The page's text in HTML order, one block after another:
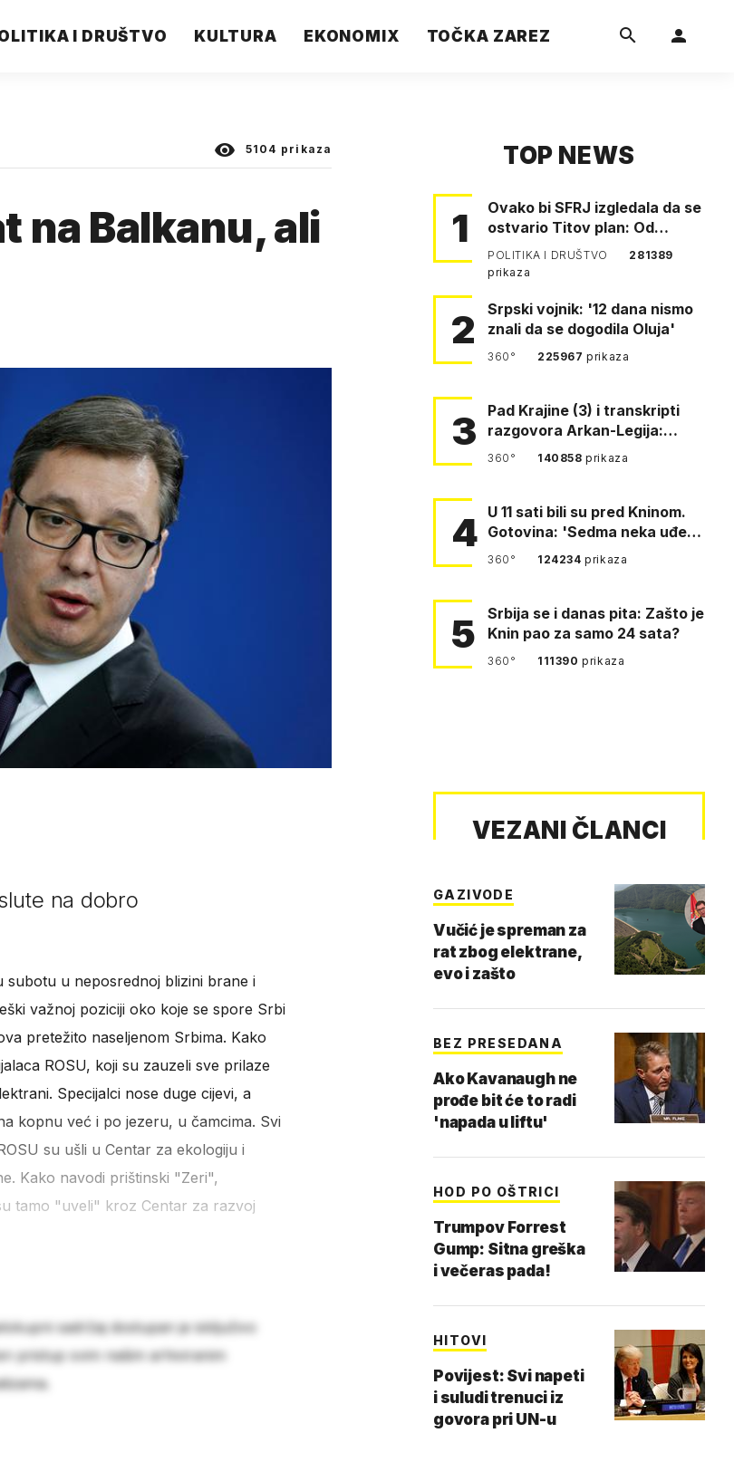
I DRUŠTVO KULTURA EKONOMIX TOČKA ZAREZ
5104 prikaza
na Balkanu, ali
na dobro
subotu u neposrednoj blizini brane i
važnoj poziciji oko koje se spore Srbi
pretežito naseljenom Srbima. Kako
ROSU, koji su zauzeli sve prilaze
Specijalci nose duge cijevi, a
kopnu već i po jezeru, u čamcima. Svi
su ušli u Centar za ekologiju i
Kako navodi prištinski "Zeri",
tamo "uveli" kroz Centar za razvoj
sadržaj dostupan je isključivo
pristup svim našim arhiviranim
TOP NEWS
1
Ovako bi SFRJ izgledala da se
ostvario Titov plan: Od
Klagenfurta do Istanbula!
POLITIKA I DRUŠTVO
281389
prikaza
2
Srpski vojnik: '12 dana nismo
znali da se dogodila Oluja'
360° 225967prikaza
3
Pad Krajine (3) i transkripti
razgovora Arkan-Legija:
'Čujem, prelazite ustašam…
360° 140858prikaza
4 U 11 sati bili su pred Kninom.
Gotovina: 'Sedma neka uđe,
4. gardijska neka g…
360° 124234prikaza
5
Srbija se i danas pita: Zašto je
Knin pao za samo 24 sata?
360° 111390prikaza
VEZANI ČLANCI
GAZIVODE
Vučić je spreman za
rat zbog elektrane,
evo i zašto
BEZ PRESEDANA
Ako Kavanaugh ne
prođe bit će to radi
'napada u liftu'
HOD PO OŠTRICI
Trumpov Forrest
Gump: Sitna greška
i večeras pada!
HITOVI
Povijest: Svi napeti
i suludi trenuci iz
govora pri UN-u